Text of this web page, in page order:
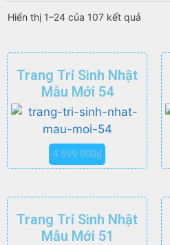
Hiển thị 1–24 của 107 kết quả
Trang Trí Sinh Nhật
Mẫu Mới 54
4.599.000₫
Trang Trí Sinh Nhật
Mẫu Mới 51